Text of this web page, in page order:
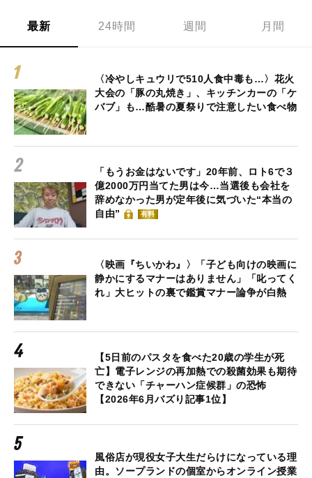
最新 24時間 週間 月間
〈冷やしキュウリで510人食中毒も…〉花火
大会の「豚の丸焼き」、キッチンカーの「ケ
バブ」も…酷暑の夏祭りで注意したい食べ物
「もうお金はないです」20年前、ロト6で３
億2000万円当てた男は今…当選後も会社を
辞めなかった男が定年後に気づいた“本当の
自由”
有料
〈映画『ちいかわ』〉「子ども向けの映画に
静かにするマナーはありません」「叱ってく
れ」大ヒットの裏で鑑賞マナー論争が白熱
【5日前のパスタを食べた20歳の学生が死
亡】電子レンジの再加熱での殺菌効果も期待
できない「チャーハン症候群」の恐怖
【2026年6月バズり記事1位】
風俗店が現役女子大生だらけになっている理
由。ソープランドの個室からオンライン授業